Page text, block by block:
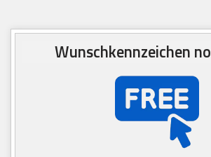
Wunschkennzeichen